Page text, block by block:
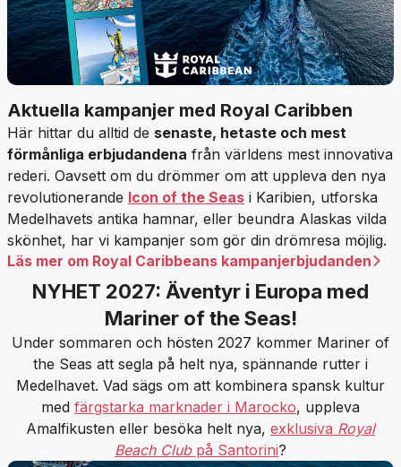
Aktuella kampanjer med Royal Caribben
Här hittar du alltid de senaste, hetaste och mest
förmånliga erbjudandena från världens mest innovativa
rederi. Oavsett om du drömmer om att uppleva den nya
revolutionerande Icon of the Seas i Karibien, utforska
Medelhavets antika hamnar, eller beundra Alaskas vilda
skönhet, har vi kampanjer som gör din drömresa möjlig.
Läs mer om Royal Caribbeans kampanjerbjudanden
NYHET 2027: Äventyr i Europa med
Mariner of the Seas!
Under sommaren och hösten 2027 kommer Mariner of
the Seas att segla på helt nya, spännande rutter i
Medelhavet. Vad sägs om att kombinera spansk kultur
med färgstarka marknader i Marocko, uppleva
Amalfikusten eller besöka helt nya, exklusiva Royal
Beach Clubpå Santorini?